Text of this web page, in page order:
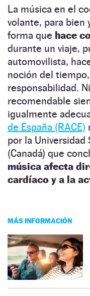
La música en el
volante, para bien
forma que hace
durante un viaje,
automovilista,
noción del
responsabilidad.
recomendable
igualmente
de España (RACE)
por la Universidad
(Canadá) que
música afecta
cardíaco y a la
MÁS INFORMACIÓN